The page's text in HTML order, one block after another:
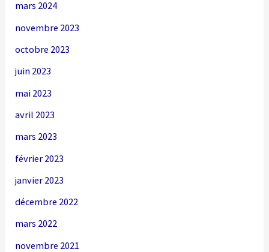
mars 2024
novembre 2023
octobre 2023
juin 2023
mai 2023
avril 2023
mars 2023
février 2023
janvier 2023
décembre 2022
mars 2022
novembre 2021